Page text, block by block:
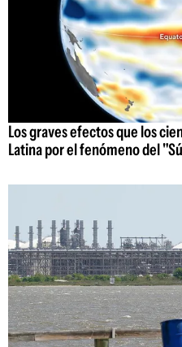
Los graves efectos que los
Latina por el fenómeno del